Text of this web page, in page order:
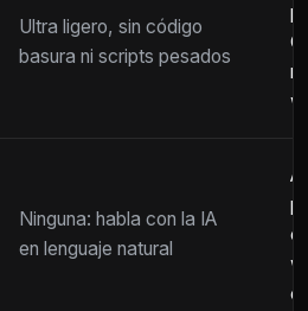
Ultra ligero, sin código
basura ni scripts pesados
Ninguna: habla con la IA
en lenguaje natural